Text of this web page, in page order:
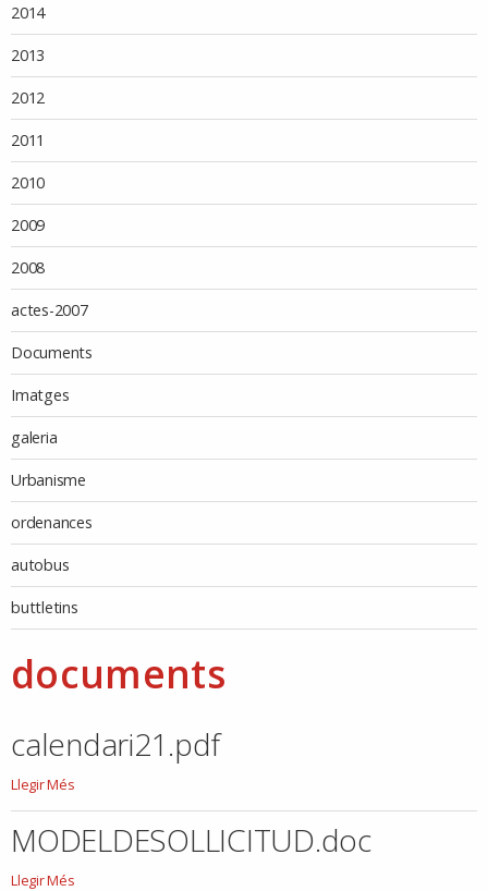
2014
2013
2012
2011
2010
2009
2008
actes-2007
Documents
Imatges
galeria
Urbanisme
ordenances
autobus
buttletins
documents
calendari21.pdf
calendari21.pdf
Llegir Més
MODELDESOLLICITUD.doc
MODELDESOLLICITUD.doc
Llegir Més